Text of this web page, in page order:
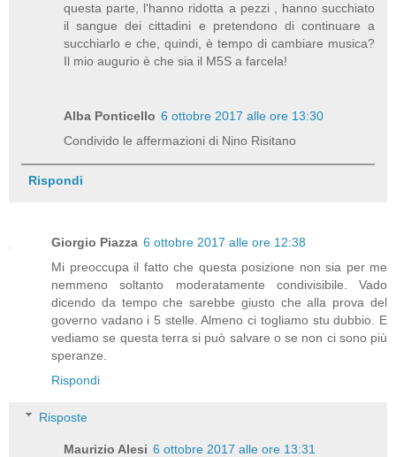
questa parte, l'hanno ridotta a pezzi , hanno succhiato
il sangue dei cittadini e pretendono di continuare a
succhiarlo e che, quindi, è tempo di cambiare musica?
Il mio augurio è che sia il M5S a farcela!
Alba Ponticello 6 ottobre 2017 alle ore 13:30
Condivido le affermazioni di Nino Risitano
Rispondi
Giorgio Piazza 6 ottobre 2017 alle ore 12:38
Mi preoccupa il fatto che questa posizione non sia per me
nemmeno soltanto moderatamente condivisibile. Vado
dicendo da tempo che sarebbe giusto che alla prova del
governo vadano i 5 stelle. Almeno ci togliamo stu dubbio. E
vediamo se questa terra si può salvare o se non ci sono più
speranze.
Rispondi
Risposte
Maurizio Alesi 6 ottobre 2017 alle ore 13:31